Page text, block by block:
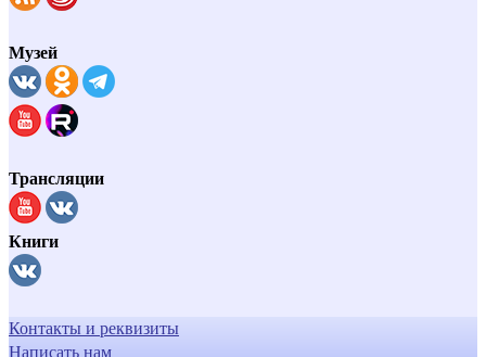
Музей
Трансляции
Книги
Контакты и реквизиты
Написать нам